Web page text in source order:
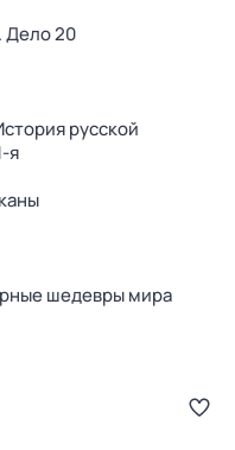
Дело 20
русской
я
шедевры мира